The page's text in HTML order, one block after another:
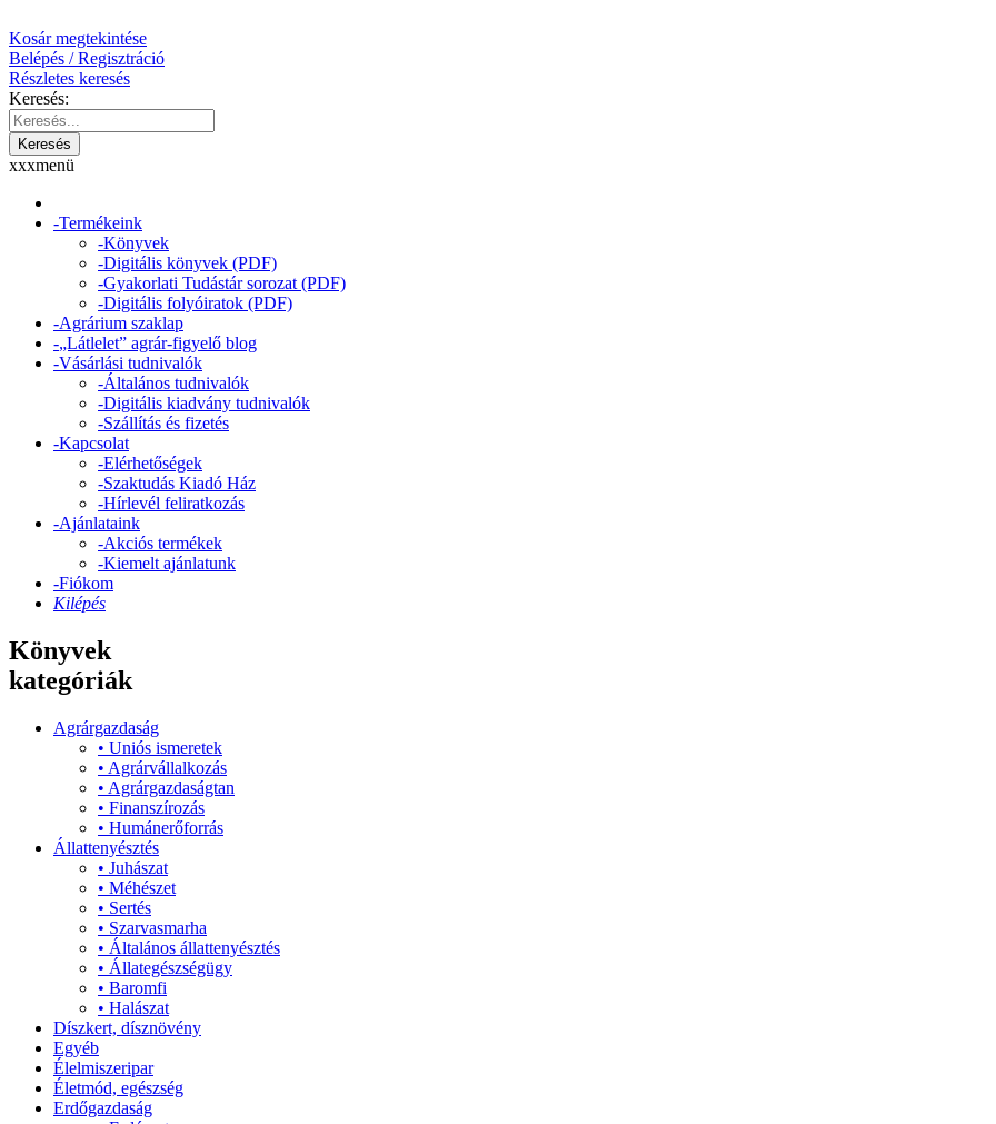
Kosár megtekintése
Belépés / Regisztráció
Részletes keresés
Keresés:
xxxmenü
-Termékeink
-Könyvek
-Digitális könyvek (PDF)
-Gyakorlati Tudástár sorozat (PDF)
-Digitális folyóiratok (PDF)
-Agrárium szaklap
-„Látlelet” agrár-figyelő blog
-Vásárlási tudnivalók
-Általános tudnivalók
-Digitális kiadvány tudnivalók
-Szállítás és fizetés
-Kapcsolat
-Elérhetőségek
-Szaktudás Kiadó Ház
-Hírlevél feliratkozás
-Ajánlataink
-Akciós termékek
-Kiemelt ajánlatunk
-Fiókom
Kilépés
Könyvek
kategóriák
Agrárgazdaság
• Uniós ismeretek
• Agrárvállalkozás
• Agrárgazdaságtan
• Finanszírozás
• Humánerőforrás
Állattenyésztés
• Juhászat
• Méhészet
• Sertés
• Szarvasmarha
• Általános állattenyésztés
• Állategészségügy
• Baromfi
• Halászat
Díszkert, dísznövény
Egyéb
Élelmiszeripar
Életmód, egészség
Erdőgazdaság